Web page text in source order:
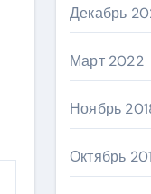
Декабрь
Март 2022
Ноябрь
Октябрь